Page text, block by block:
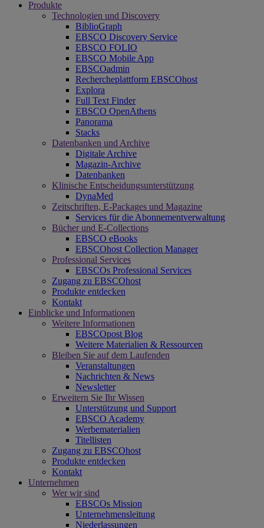
Produkte
Technologien und Discovery
BiblioGraph
EBSCO Discovery Service
EBSCO FOLIO
EBSCO Mobile App
EBSCOadmin
Rechercheplattform EBSCOhost
Explora
Full Text Finder
EBSCO OpenAthens
Panorama
Stacks
Datenbanken und Archive
Digitale Archive
Magazin-Archive
Datenbanken
Klinische Entscheidungsunterstützung
DynaMed
Zeitschriften, E-Packages und Magazine
Services für die Abonnementverwaltung
Bücher und E-Collections
EBSCO eBooks
EBSCOhost Collection Manager
Professional Services
EBSCOs Professional Services
Zugang zu EBSCOhost
Produkte entdecken
Kontakt
Einblicke und Informationen
Weitere Informationen
EBSCOpost Blog
Weitere Materialien & Ressourcen
Bleiben Sie auf dem Laufenden
Veranstaltungen
Nachrichten & News
Newsletter
Erweitern Sie Ihr Wissen
Unterstützung und Support
EBSCO Academy
Werbematerialien
Titellisten
Zugang zu EBSCOhost
Produkte entdecken
Kontakt
Unternehmen
Wer wir sind
EBSCOs Mission
Unternehmensleitung
Niederlassungen